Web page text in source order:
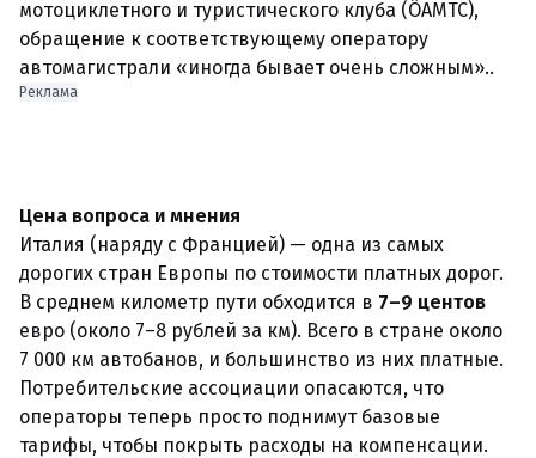
мотоциклетного и туристического клуба (ÖAMTC),
обращение к соответствующему оператору
автомагистрали «иногда бывает очень сложным»..
Реклама
Цена вопроса и мнения
Италия (наряду с Францией) — одна из самых
дорогих стран Европы по стоимости платных дорог.
В среднем километр пути обходится в 7–9 центов
евро (около 7–8 рублей за км). Всего в стране около
7 000 км автобанов, и большинство из них платные.
Потребительские ассоциации опасаются, что
операторы теперь просто поднимут базовые
тарифы, чтобы покрыть расходы на компенсации.